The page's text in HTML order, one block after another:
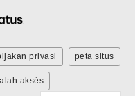
privasi peta situs
aksés